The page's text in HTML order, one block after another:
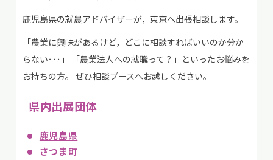
鹿児島県の就農アドバイザーが，東京へ出張相談します。
「農業に興味があるけど，どこに相談すればいいのか分か
らない･･･」 「農業法人への就職って？」といったお悩みを
お持ちの方。 ぜひ相談ブースへお越しください。
県内出展団体
鹿児島県
さつま町